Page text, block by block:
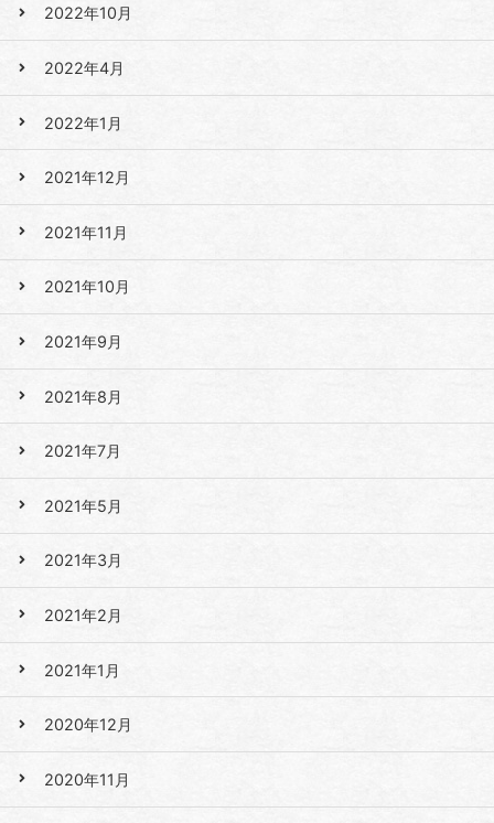
2022年10月
2022年4月
2022年1月
2021年12月
2021年11月
2021年10月
2021年9月
2021年8月
2021年7月
2021年5月
2021年3月
2021年2月
2021年1月
2020年12月
2020年11月